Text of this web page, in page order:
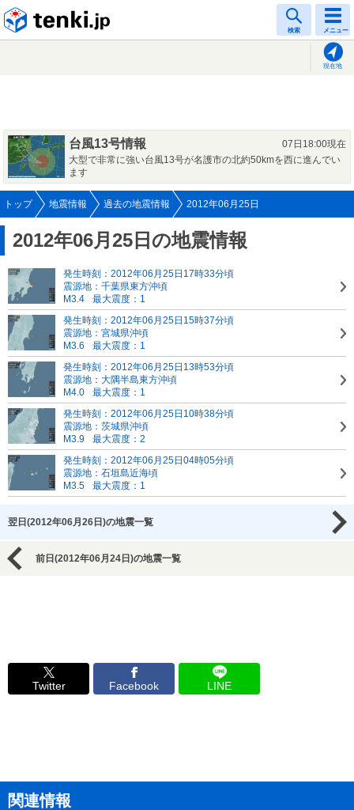
検索 メニュー
現在地
台風13号情報
07日18:00現在
大型で非常に強い台風13号が名護市の北約50kmを西に進んでい
ます
トップ 地震情報 過去の地震情報 2012年06月25日
2012年06月25日の地震情報
発生時刻：2012年06月25日17時33分頃
震源地：千葉県東方沖頃
M3.4
最大震度：1
発生時刻：2012年06月25日15時37分頃
震源地：宮城県沖頃
M3.6
最大震度：1
発生時刻：2012年06月25日13時53分頃
震源地：大隅半島東方沖頃
M4.0
最大震度：1
発生時刻：2012年06月25日10時38分頃
震源地：茨城県沖頃
M3.9
最大震度：2
発生時刻：2012年06月25日04時05分頃
震源地：石垣島近海頃
M3.5
最大震度：1
翌日(2012年06月26日)の地震一覧
前日(2012年06月24日)の地震一覧
Twitter Facebook LINE
関連情報